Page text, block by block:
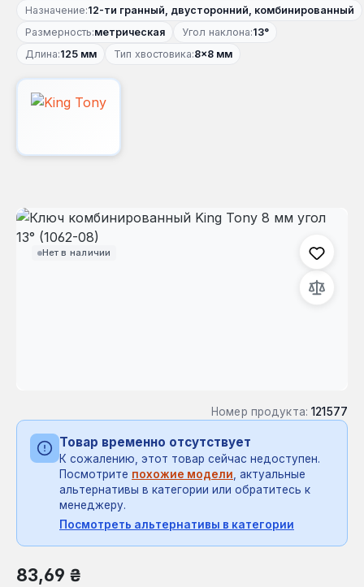
Назначение:12-ти гранный, двусторонний, комбинированный
Размерность:метрическая Угол наклона:13°
Длина:125 мм Тип хвостовика:8×8 мм
Нет в наличии
Пропустить галерею изображений
Номер продукта: 121577
Товар временно отсутствует
К сожалению, этот товар сейчас недоступен.
Посмотрите похожие модели, актуальные
альтернативы в категории или обратитесь к
менеджеру.
Посмотреть альтернативы в категории
Обычная цена:
83,69 ₴